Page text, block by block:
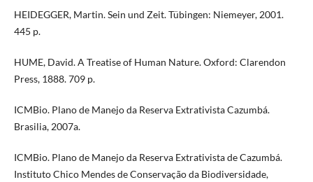
HEIDEGGER, Martin. Sein und Zeit. Tübingen: Niemeyer, 2001.
445 p.
HUME, David. A Treatise of Human Nature. Oxford: Clarendon
Press, 1888. 709 p.
ICMBio. Plano de Manejo da Reserva Extrativista Cazumbá.
Brasilia, 2007a.
ICMBio. Plano de Manejo da Reserva Extrativista de Cazumbá.
Instituto Chico Mendes de Conservação da Biodiversidade,